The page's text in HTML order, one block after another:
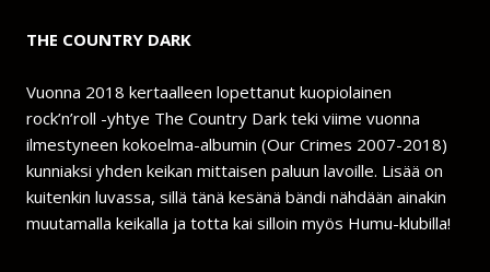
THE COUNTRY DARK
Vuonna 2018 kertaalleen lopettanut kuopiolainen
rock’n’roll -yhtye The Country Dark teki viime vuonna
ilmestyneen kokoelma-albumin (Our Crimes 2007-2018)
kunniaksi yhden keikan mittaisen paluun lavoille. Lisää on
kuitenkin luvassa, sillä tänä kesänä bändi nähdään ainakin
muutamalla keikalla ja totta kai silloin myös Humu-klubilla!